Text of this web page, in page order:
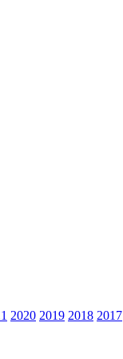
2020 2019 2018 2017